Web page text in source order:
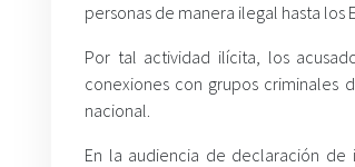
personas de manera ilegal hasta los
Por tal actividad ilícita, los
conexiones con grupos criminales
nacional.
En la audiencia de declaración